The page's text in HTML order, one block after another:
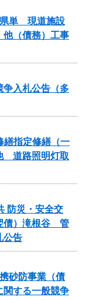
県単 現道施設
他（債務）工事
争入札公告（多
繕指定修繕（一
道路照明灯取
防災・安全交
債）滝根谷 管
公告
砂防事業（債
する一般競争